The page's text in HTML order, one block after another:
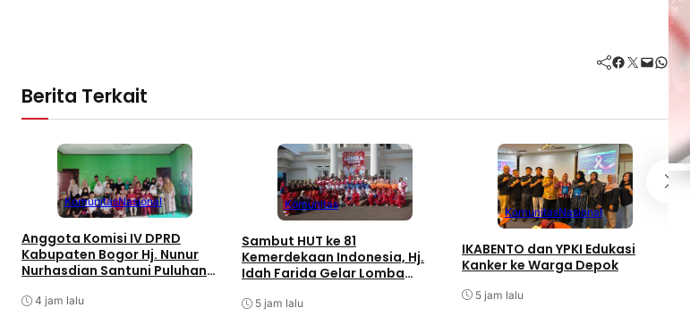
Facebook Twitter Mail WhatsApp
Berita Terkait
KomunitasNasional
Anggota Komisi IV DPRD
Kabupaten Bogor Hj. Nunur
Nurhasdian Santuni Puluhan
4 jam lalu
Komunitas
Sambut HUT ke 81
Kemerdekaan Indonesia, Hj.
Idah Farida Gelar Lomba
Sukamakmur
5 jam lalu
KomunitasNasional
IKABENTO dan YPKI Edukasi
Kanker ke Warga Depok
5 jam lalu